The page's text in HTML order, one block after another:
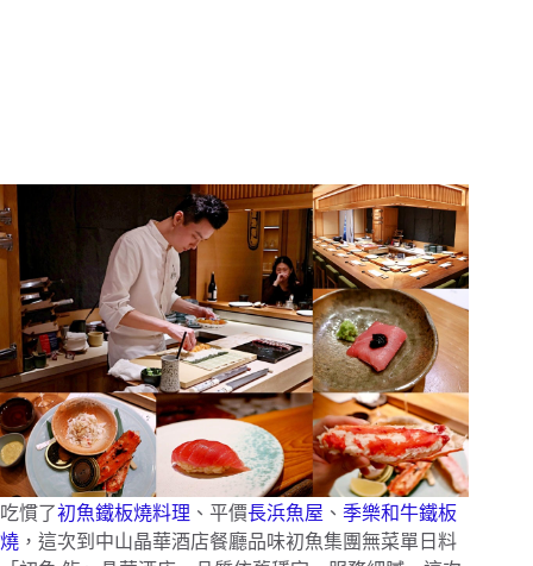
吃慣了初魚鐵板燒料理 、平價長浜魚屋 、 季樂和牛鐵板
燒 ，這次到中山晶華酒店餐廳品味初魚集團無菜單日料